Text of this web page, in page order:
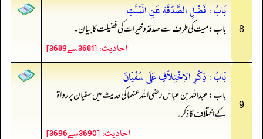
8
بَابُ : فَضْلِ الصَّدَقَةِ عَنِ الْمَيِّتِ
باب: میت کی طرف سے صدقہ و خیرات کی فضیلت کا بیان۔
احادیث: [3681سے3689]
9
بَابُ : ذِكْرِ الاِخْتِلاَفِ عَلَى سُفْيَانَ
باب: عبداللہ بن عباس رضی الله عنہما کی حدیث میں سفیان پر رواۃ
کے اختلاف کا ذکر۔
احادیث: [3690سے3696]